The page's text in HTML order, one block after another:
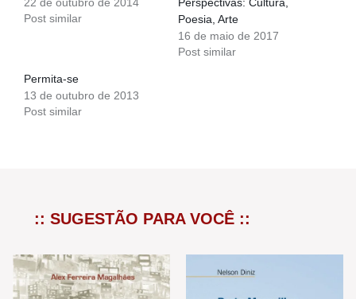
22 de outubro de 2014
Post similar
Perspectivas: Cultura,
Poesia, Arte
16 de maio de 2017
Post similar
Permita-se
13 de outubro de 2013
Post similar
:: SUGESTÃO PARA VOCÊ ::